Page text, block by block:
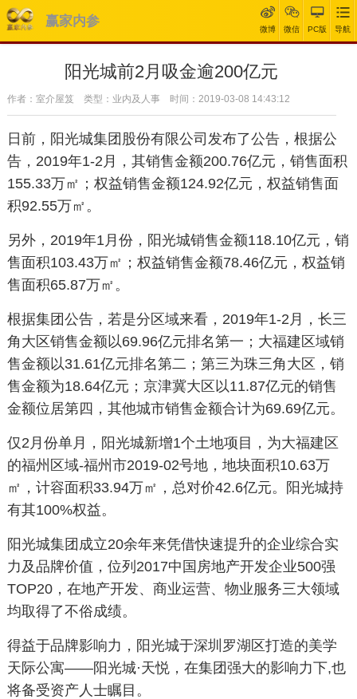
赢家内参
微博 微信 PC版 导航
阳光城前2月吸金逾200亿元
作者：室介屋笈 类型：业内及人事 时间：2019-03-08 14:43:12
日前，阳光城集团股份有限公司发布了公告，根据公
告，2019年1-2月，其销售金额200.76亿元，销售面积
155.33万㎡；权益销售金额124.92亿元，权益销售面
积92.55万㎡。
另外，2019年1月份，阳光城销售金额118.10亿元，销
售面积103.43万㎡；权益销售金额78.46亿元，权益销
售面积65.87万㎡。
根据集团公告，若是分区域来看，2019年1-2月，长三
角大区销售金额以69.96亿元排名第一；大福建区域销
售金额以31.61亿元排名第二；第三为珠三角大区，销
售金额为18.64亿元；京津冀大区以11.87亿元的销售
金额位居第四，其他城市销售金额合计为69.69亿元。
仅2月份单月，阳光城新增1个土地项目，为大福建区
的福州区域-福州市2019-02号地，地块面积10.63万
㎡，计容面积33.94万㎡，总对价42.6亿元。阳光城持
有其100%权益。
阳光城集团成立20余年来凭借快速提升的企业综合实
力及品牌价值，位列2017中国房地产开发企业500强
TOP20，在地产开发、商业运营、物业服务三大领域
均取得了不俗成绩。
得益于品牌影响力，阳光城于深圳罗湖区打造的美学
天际公寓——阳光城·天悦，在集团强大的影响力下,也
将备受资产人士瞩目。